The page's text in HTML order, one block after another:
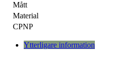
Mått
Material
CPNP
Ytterligare information